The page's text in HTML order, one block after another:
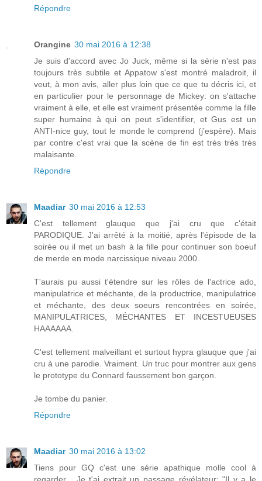
Répondre
Orangine 30 mai 2016 à 12:38
Je suis d'accord avec Jo Juck, même si la série n'est pas
toujours très subtile et Appatow s'est montré maladroit, il
veut, à mon avis, aller plus loin que ce que tu décris ici, et
en particulier pour le personnage de Mickey: on s'attache
vraiment à elle, et elle est vraiment présentée comme la fille
super humaine à qui on peut s'identifier, et Gus est un
ANTI-nice guy, tout le monde le comprend (j’espère). Mais
par contre c'est vrai que la scène de fin est très très très
malaisante.
Répondre
Maadiar 30 mai 2016 à 12:53
C'est tellement glauque que j'ai cru que c'était
PARODIQUE. J'ai arrêté à la moitié, après l'épisode de la
soirée ou il met un bash à la fille pour continuer son boeuf
de merde en mode narcissique niveau 2000.
T'aurais pu aussi t'étendre sur les rôles de l'actrice ado,
manipulatrice et méchante, de la productrice, manipulatrice
et méchante, des deux soeurs rencontrées en soirée,
MANIPULATRICES, MÉCHANTES ET INCESTUEUSES
HAAAAAA.
C'est tellement malveillant et surtout hypra glauque que j'ai
cru à une parodie. Vraiment. Un truc pour montrer aux gens
le prototype du Connard faussement bon garçon.
Je tombe du panier.
Répondre
Maadiar 30 mai 2016 à 13:02
Tiens pour GQ c'est une série apathique molle cool à